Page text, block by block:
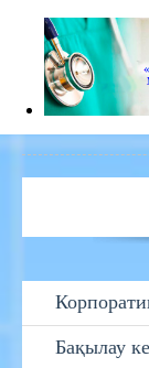
Бақылау